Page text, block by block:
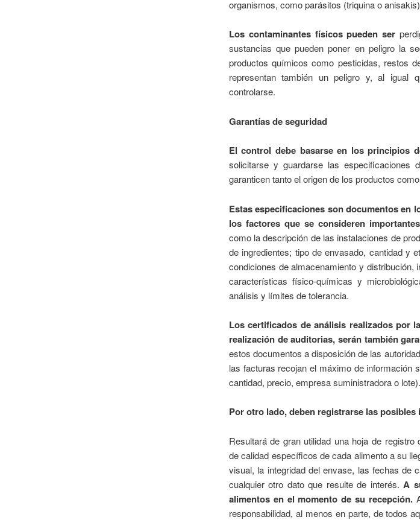
organismos, como parásitos (triquina o
Los contaminantes físicos pueden ser
sustancias que pueden poner en peligro la
productos químicos como pesticidas, restos
representan también un peligro y, al igual
controlarse.
Garantías de seguridad
El control debe basarse en los principios
solicitarse y guardarse las especificaciones
garanticen tanto el origen de los productos
Estas especificaciones son documentos en
los factores que se consideren
como la descripción de las instalaciones de
de ingredientes; tipo de envasado, cantidad y
condiciones de almacenamiento y
características físico-químicas y
análisis y límites de tolerancia.
Los certificados de análisis realizados por
realización de auditorias, serán también
estos documentos a disposición de las
las facturas recojan el máximo de información
cantidad, precio, empresa suministradora o lote).
Por otro lado, deben registrarse las posibles
Resultará de gran utilidad una hoja de
de calidad específicos de cada alimento a su
visual, la integridad del envase, las fechas de
cualquier otro dato que resulte de interés. A
alimentos en el momento de su recepción.
responsabilidad, al menos en parte, de todos